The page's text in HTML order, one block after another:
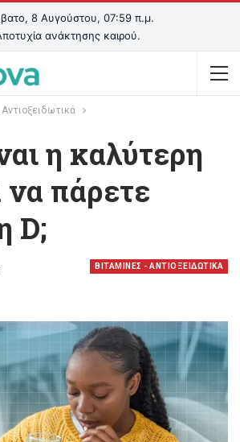
8 Αυγούστου, 07:59 π.μ.
ανάκτησης καιρού.
Αντιοξειδωτικά
η καλύτερη
πάρετε
D;
ΒΙΤΑΜΙΝΕΣ - ΑΝΤΙΟΞΕΙΔΩΤΙΚΑ